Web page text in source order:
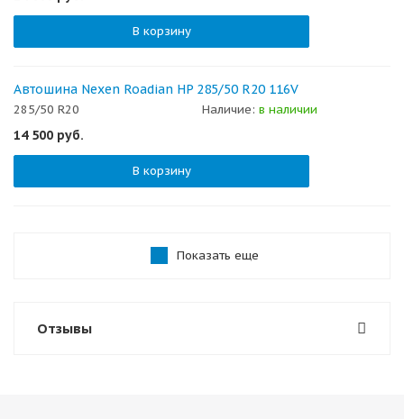
В корзину
Автошина Nexen Roadian HP 285/50 R20 116V
285/50 R20 Наличие: в наличии
14 500 руб.
В корзину
Показать еще
Отзывы